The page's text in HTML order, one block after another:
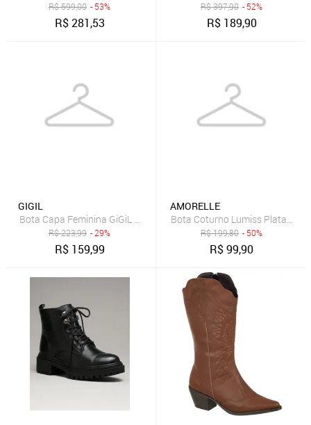
R$599,00 - 53%
R$281,53
R$397,90 - 52%
R$ 189,90
GIGIL
Bota Capa Feminina GiGiL Cano Longo Salto Alto Bloco Bico Fino
R$223,99 - 29%
R$ 159,99
AMORELLE
Bota Coturno Lumiss
R$199,80 - 50%
R$99,90